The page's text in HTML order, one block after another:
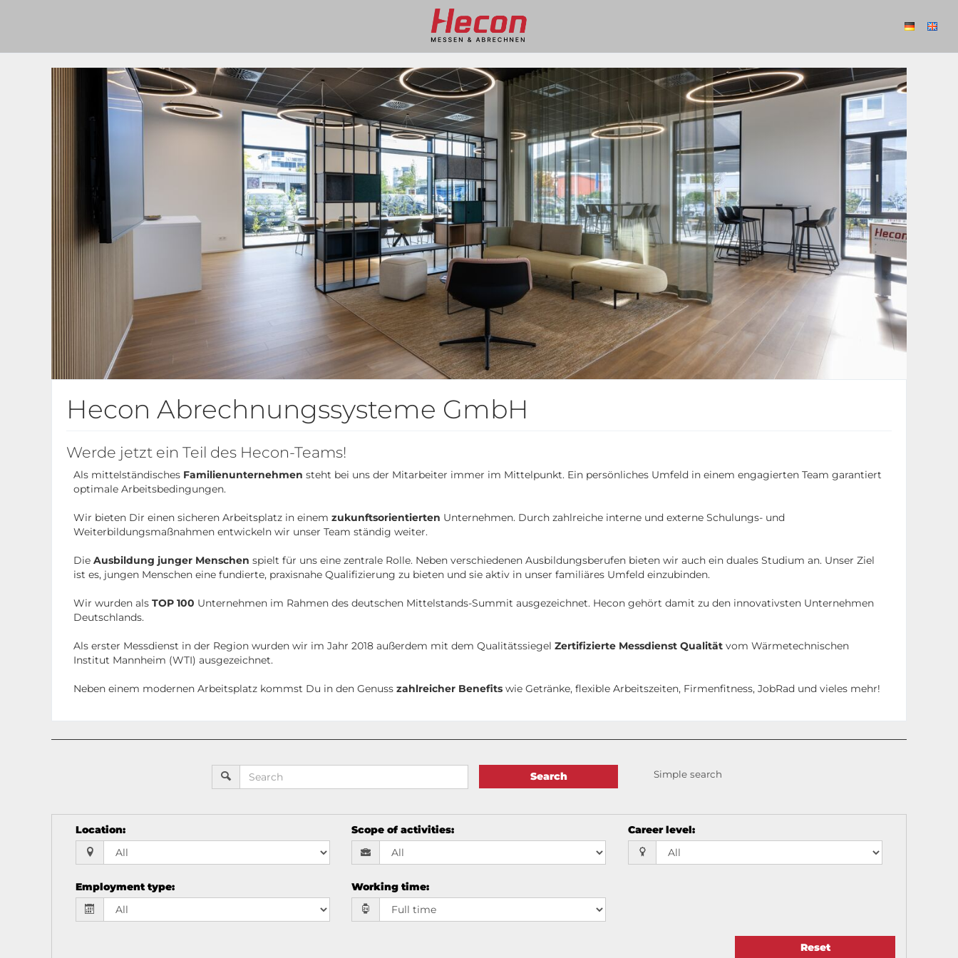
Hecon Abrechnungssysteme GmbH
Werde jetzt ein Teil des Hecon-Teams!
Als mittelständisches Familienunternehmen steht bei uns der Mitarbeiter immer im Mittelpunkt. Ein persönliches Umfeld in einem engagierten Team garantiert
optimale Arbeitsbedingungen.
Wir bieten Dir einen sicheren Arbeitsplatz in einem zukunftsorientierten Unternehmen. Durch zahlreiche interne und externe Schulungs- und
Weiterbildungsmaßnahmen entwickeln wir unser Team ständig weiter.
Die Ausbildung junger Menschen spielt für uns eine zentrale Rolle. Neben verschiedenen Ausbildungsberufen bieten wir auch ein duales Studium an. Unser Ziel
ist es, jungen Menschen eine fundierte, praxisnahe Qualifizierung zu bieten und sie aktiv in unser familiäres Umfeld einzubinden.
Wir wurden als TOP 100 Unternehmen im Rahmen des deutschen Mittelstands-Summit ausgezeichnet. Hecon gehört damit zu den innovativsten Unternehmen
Deutschlands.
Als erster Messdienst in der Region wurden wir im Jahr 2018 außerdem mit dem Qualitätssiegel Zertifizierte Messdienst Qualität vom Wärmetechnischen
Institut Mannheim (WTI) ausgezeichnet.
Neben einem modernen Arbeitsplatz kommst Du in den Genuss zahlreicher Benefits wie Getränke, flexible Arbeitszeiten, Firmenfitness, JobRad und vieles mehr!
Search Simple search
Location: Scope of activities: Career level:
Employment type: Working time:
Reset